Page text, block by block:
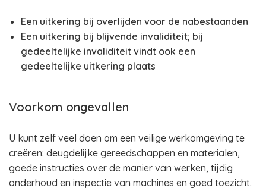
Een uitkering bij overlijden voor de nabestaanden
Een uitkering bij blijvende invaliditeit; bij
gedeeltelijke invaliditeit vindt ook een
gedeeltelijke uitkering plaats
Voorkom ongevallen
U kunt zelf veel doen om een veilige werkomgeving te
creëren: deugdelijke gereedschappen en materialen,
goede instructies over de manier van werken, tijdig
onderhoud en inspectie van machines en goed toezicht.